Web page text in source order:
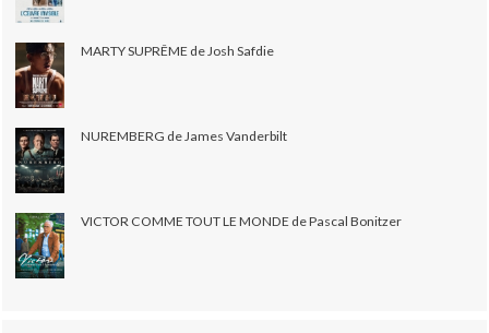
MARTY SUPRÊME de Josh Safdie
NUREMBERG de James Vanderbilt
VICTOR COMME TOUT LE MONDE de Pascal Bonitzer